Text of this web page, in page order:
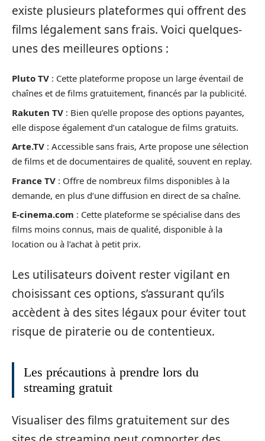
existe plusieurs plateformes qui offrent des
films légalement sans frais. Voici quelques-
unes des meilleures options :
Pluto TV : Cette plateforme propose un large éventail de
chaînes et de films gratuitement, financés par la publicité.
Rakuten TV : Bien qu’elle propose des options payantes,
elle dispose également d’un catalogue de films gratuits.
Arte.TV : Accessible sans frais, Arte propose une sélection
de films et de documentaires de qualité, souvent en replay.
France TV : Offre de nombreux films disponibles à la
demande, en plus d’une diffusion en direct de sa chaîne.
E-cinema.com : Cette plateforme se spécialise dans des
films moins connus, mais de qualité, disponible à la
location ou à l’achat à petit prix.
Les utilisateurs doivent rester vigilant en
choisissant ces options, s’assurant qu’ils
accèdent à des sites légaux pour éviter tout
risque de piraterie ou de contentieux.
Les précautions à prendre lors du
streaming gratuit
Visualiser des films gratuitement sur des